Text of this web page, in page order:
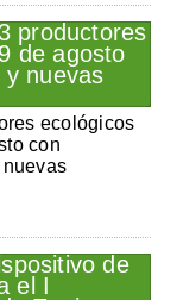
ecológicos
con